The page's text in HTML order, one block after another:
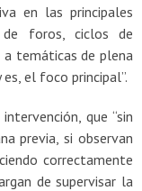
en las principales
de foros, ciclos de
a temáticas de plena
el foco principal”.
que “sin
previa, si observan
correctamente
de supervisar la